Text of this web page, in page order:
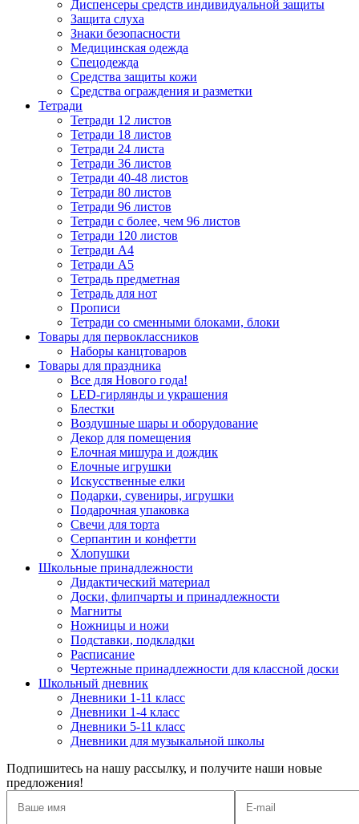
Диспенсеры средств индивидуальной защиты
Защита слуха
Знаки безопасности
Медицинская одежда
Спецодежда
Средства защиты кожи
Средства ограждения и разметки
Тетради
Тетради 12 листов
Тетради 18 листов
Тетради 24 листа
Тетради 36 листов
Тетради 40-48 листов
Тетради 80 листов
Тетради 96 листов
Тетради с более, чем 96 листов
Тетради 120 листов
Тетради А4
Тетради А5
Тетрадь предметная
Тетрадь для нот
Прописи
Тетради со сменными блоками, блоки
Товары для первоклассников
Наборы канцтоваров
Товары для праздника
Все для Нового года!
LED-гирлянды и украшения
Блестки
Воздушные шары и оборудование
Декор для помещения
Елочная мишура и дождик
Елочные игрушки
Искусственные елки
Подарки, сувениры, игрушки
Подарочная упаковка
Свечи для торта
Серпантин и конфетти
Хлопушки
Школьные принадлежности
Дидактический материал
Доски, флипчарты и принадлежности
Магниты
Ножницы и ножи
Подставки, подкладки
Расписание
Чертежные принадлежности для классной доски
Школьный дневник
Дневники 1-11 класс
Дневники 1-4 класс
Дневники 5-11 класс
Дневники для музыкальной школы
Подпишитесь на нашу рассылку, и получите наши новые
предложения!